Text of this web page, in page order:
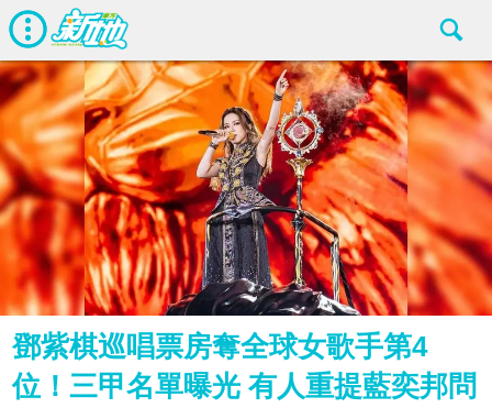
鄧紫棋巡唱票房奪全球女歌手第4
位！三甲名單曝光 有人重提藍奕邦問